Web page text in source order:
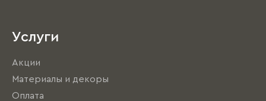
Услуги
Акции
Материалы и декоры
Оплата